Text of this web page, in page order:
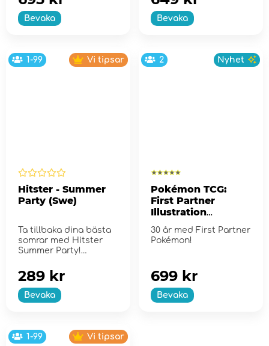
Bevaka Bevaka
1-99 Vi tipsar
Hitster - Summer
Party (Swe)
Ta tillbaka dina bästa
somrar med Hitster
Summer Party!
Bevaka
289 kr
2 Nyhet
Pokémon TCG:
First Partner
Illustration
Collection - Series
2
30 år med First Partner
Pokémon!
Bevaka
699 kr
1-99 Vi tipsar